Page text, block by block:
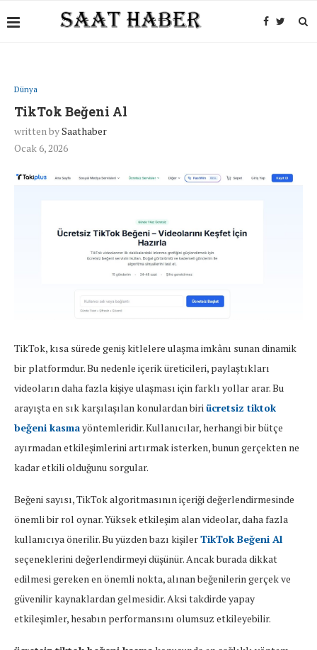
Dünya
TikTok Beğeni Al
written bySaathaber
Ocak 6, 2026
TikTok, kısa sürede geniş kitlelere ulaşma imkânı sunan dinamik
bir platformdur. Bu nedenle içerik üreticileri, paylaştıkları
videoların daha fazla kişiye ulaşması için farklı yollar arar. Bu
arayışta en sık karşılaşılan konulardan biriücretsiz tiktok
beğeni kasmayöntemleridir. Kullanıcılar, herhangi bir bütçe
ayırmadan etkileşimlerini artırmak isterken, bunun gerçekten ne
kadar etkili olduğunu sorgular.
Beğeni sayısı, TikTok algoritmasının içeriği değerlendirmesinde
önemli bir rol oynar. Yüksek etkileşim alan videolar, daha fazla
kullanıcıya önerilir. Bu yüzden bazı kişilerTikTok Beğeni Al
seçeneklerini değerlendirmeyi düşünür. Ancak burada dikkat
edilmesi gereken en önemli nokta, alınan beğenilerin gerçek ve
güvenilir kaynaklardan gelmesidir. Aksi takdirde yapay
etkileşimler, hesabın performansını olumsuz etkileyebilir.